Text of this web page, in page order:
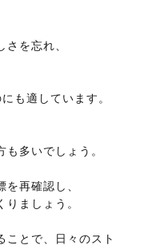
を忘れ、
も適しています。
多いでしょう。
再確認し、
ましょう。
ことで、日々のスト